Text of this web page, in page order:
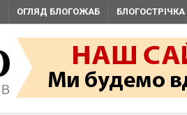
ОГЛЯД БЛОГОЖАБ БЛОГОСТРІЧКА